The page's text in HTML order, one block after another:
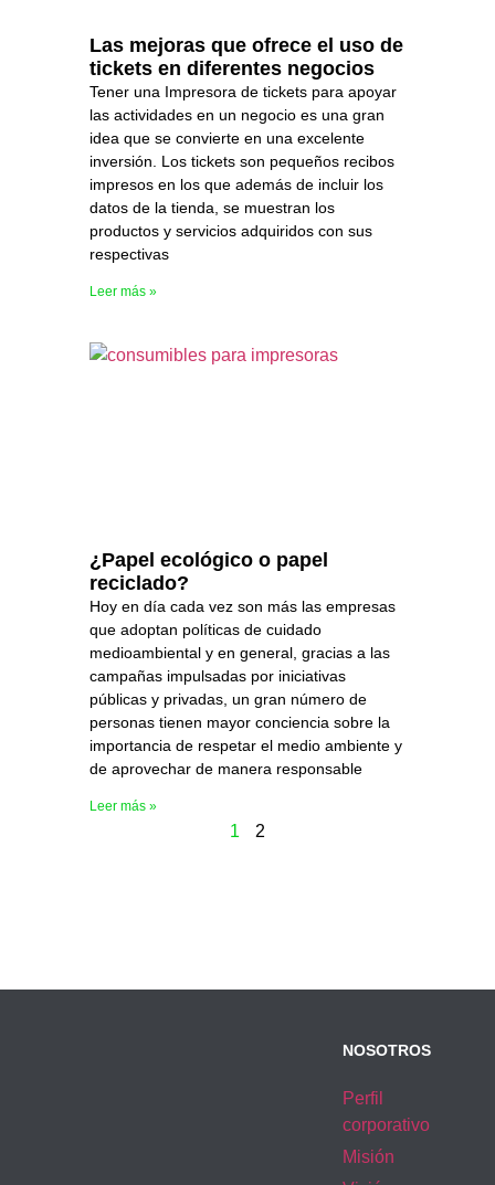
Las mejoras que ofrece el uso de
tickets en diferentes negocios
Tener una Impresora de tickets para apoyar
las actividades en un negocio es una gran
idea que se convierte en una excelente
inversión. Los tickets son pequeños recibos
impresos en los que además de incluir los
datos de la tienda, se muestran los
productos y servicios adquiridos con sus
respectivas
Leer más »
¿Papel ecológico o papel
reciclado?
Hoy en día cada vez son más las empresas
que adoptan políticas de cuidado
medioambiental y en general, gracias a las
campañas impulsadas por iniciativas
públicas y privadas, un gran número de
personas tienen mayor conciencia sobre la
importancia de respetar el medio ambiente y
de aprovechar de manera responsable
Leer más »
1 2
NOSOTROS
Perfil
corporativo
Misión